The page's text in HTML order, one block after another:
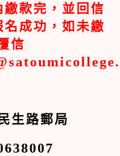
繳款完，並回信
名成功，如未繳
信
生路郵局